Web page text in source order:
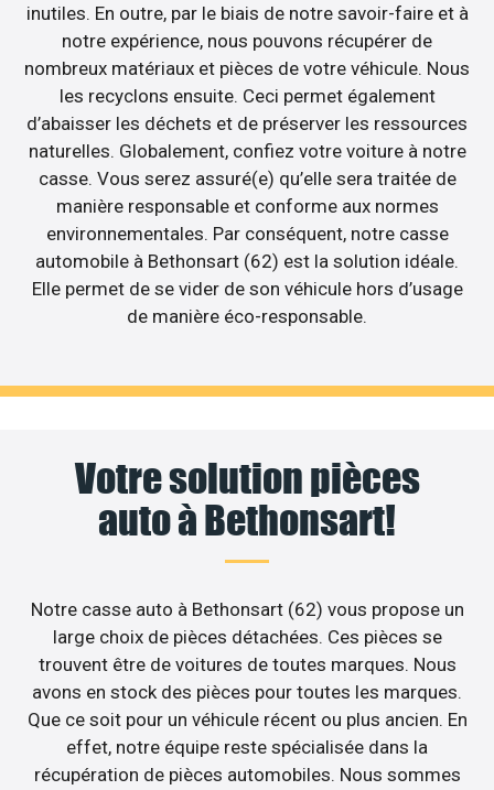
inutiles. En outre, par le biais de notre savoir-faire et à
notre expérience, nous pouvons récupérer de
nombreux matériaux et pièces de votre véhicule. Nous
les recyclons ensuite. Ceci permet également
d’abaisser les déchets et de préserver les ressources
naturelles. Globalement, confiez votre voiture à notre
casse. Vous serez assuré(e) qu’elle sera traitée de
manière responsable et conforme aux normes
environnementales. Par conséquent, notre casse
automobile à Bethonsart (62) est la solution idéale.
Elle permet de se vider de son véhicule hors d’usage
de manière éco-responsable.
Votre solution pièces
auto à Bethonsart!
Notre casse auto à Bethonsart (62) vous propose un
large choix de pièces détachées. Ces pièces se
trouvent être de voitures de toutes marques. Nous
avons en stock des pièces pour toutes les marques.
Que ce soit pour un véhicule récent ou plus ancien. En
effet, notre équipe reste spécialisée dans la
récupération de pièces automobiles. Nous sommes